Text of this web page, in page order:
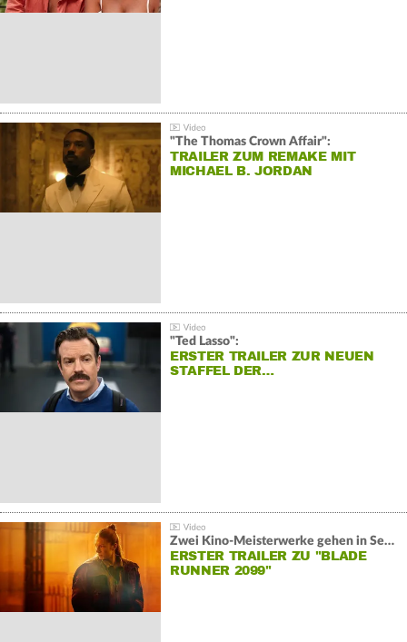
"The Thomas Crown Affair":
TRAILER ZUM REMAKE MIT
MICHAEL B. JORDAN
"Ted Lasso":
ERSTER TRAILER ZUR NEUEN
STAFFEL DER…
Zwei Kino-Meisterwerke gehen in Serie:
ERSTER TRAILER ZU "BLADE
RUNNER 2099"